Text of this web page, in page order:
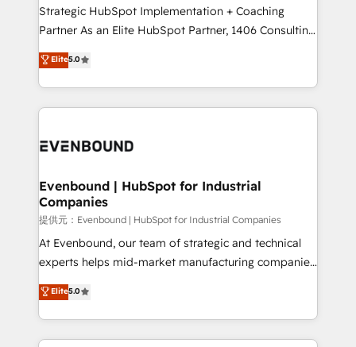
companies that divide their offer into 4
Competence Centers: Smart Manufacturing,
The synergies generated by these integrations,
together with the combination of talents, skills,
to accompany companies on their digital
Strategic HubSpot Implementation + Coaching
Partner As an Elite HubSpot Partner, 1406 Consulting
helps mid-market revenue teams transform how
they sell, market, and serve. We don't just build your
HubSpot—we teach your team to own it, then stay
to help you keep winning. What We Do ⚙️ CRM
Data & Content 📈 Sales & Marketing Alignment +
Agent Creation 🔄 Custom Integrations & Data
Migration Why 1406 We become part of your team.
Your team learns while we build. We fix what others
broke. Built for mid-market reality—practical
solutions that work with your actual headcount and
HubSpot partners 🔄 Top 5% globally in client
retention 📅 8+ years of consistent results since 2017
Elite5.0
Evenbound | HubSpot for Industrial
Companies
提供元：Evenbound | HubSpot for Industrial Companies
At Evenbound, our team of strategic and technical
experts helps mid-market manufacturing companies
achieve real growth. We specialize in delivering
tailored solutions that drive results by leveraging
HubSpot’s platform and data to fuel success.
Technical Solutions: - HubSpot Technical Consulting -
Elite5.0